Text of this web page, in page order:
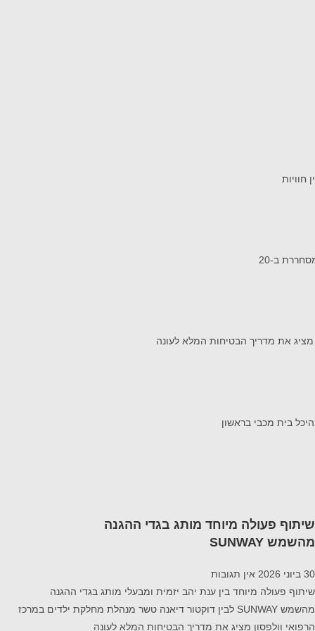
שיתוף פעולה מיוחד מותג בגדי ההגנה
מהשמש SUNWAY
30 ביוני 2026
אין תגובות
שיתוף פעולה מיוחד בין ענת יהב יזמית ומבעלי מותג בגדי ההגנה
מהשמש SUNWAY לבין דוקטור דיאנה טשר מנהלת מחלקת ילדים במרכז
הרפואי וולפסון מציג את מדריך הבטיחות המלא לעונה